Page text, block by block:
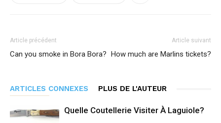
Article précédent
Can you smoke in Bora Bora?
Article suivant
How much are Marlins tickets?
ARTICLES CONNEXES PLUS DE L'AUTEUR
Quelle Coutellerie Visiter À Laguiole?